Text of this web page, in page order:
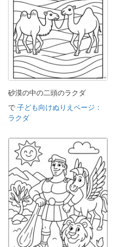
砂漠の中の二頭のラクダ
で 子ども向けぬりえページ：
ラクダ